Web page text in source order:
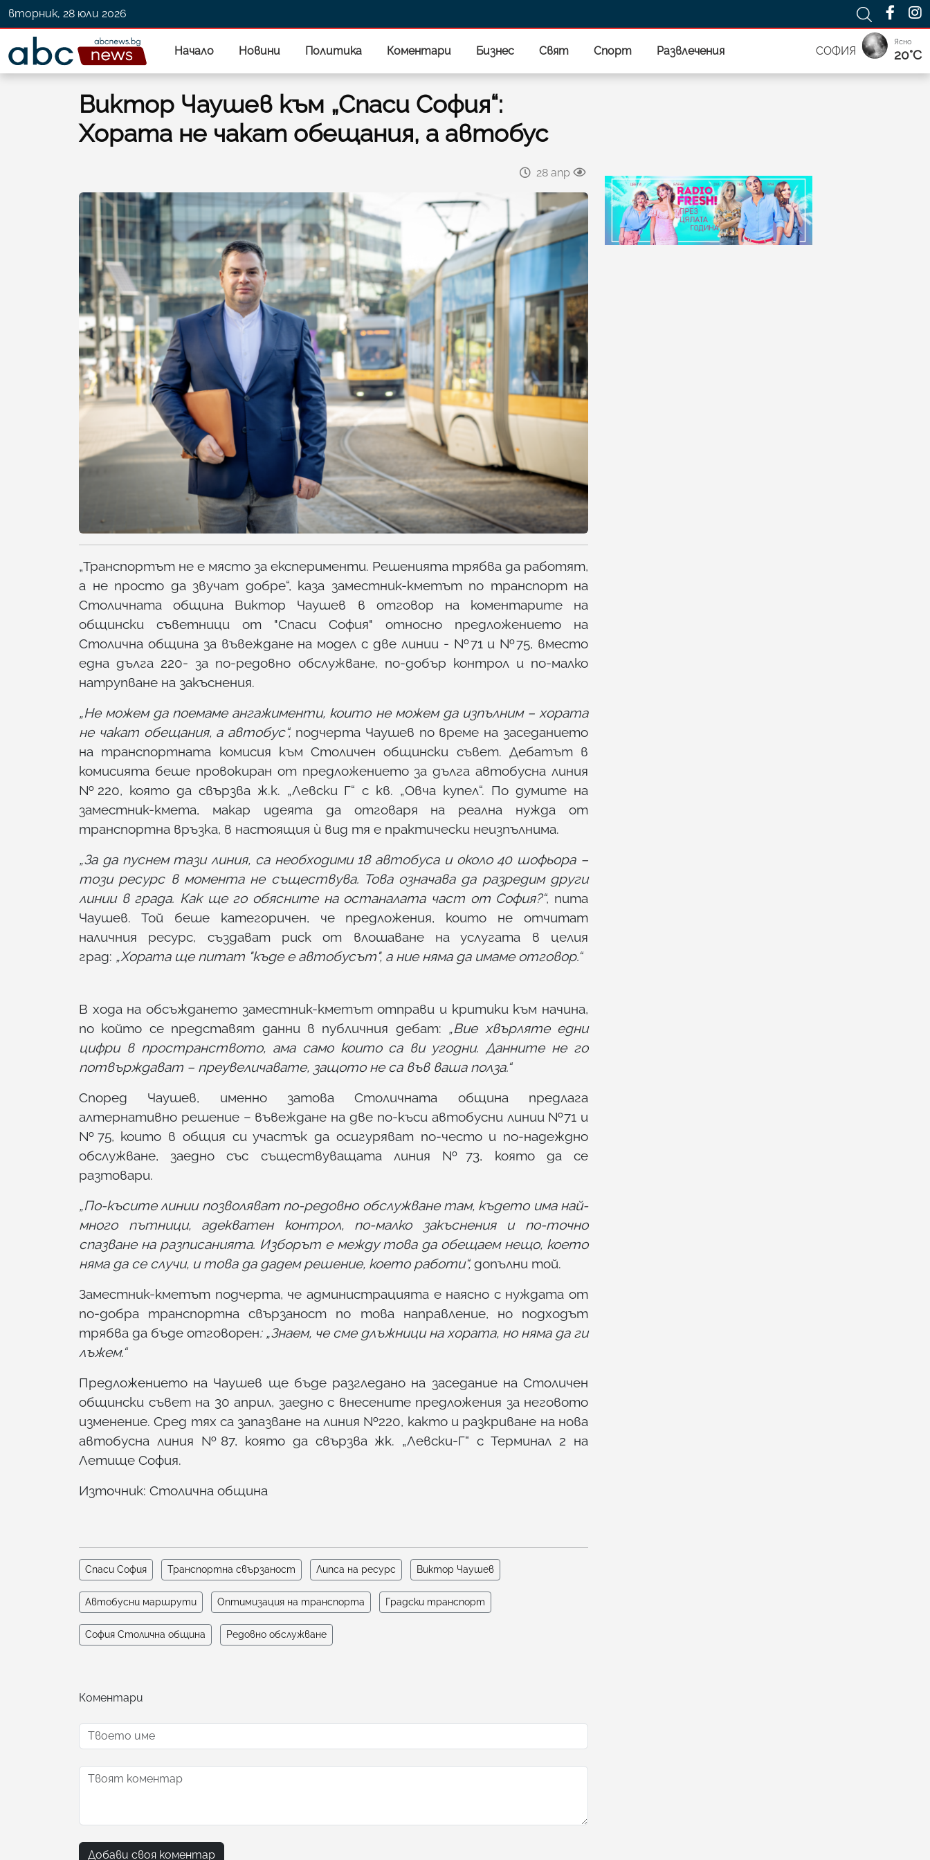
вторник, 28 юли 2026
Начало Новини Политика Коментари Бизнес Свят Спорт Развлечения СОФИЯ
Ясно
20°C
Виктор Чаушев към „Спаси София“:
Хората не чакат обещания, а автобус
28 апр
„Транспортът не е място за експерименти. Решенията трябва да работят,
а не просто да звучат добре“, каза заместник-кметът по транспорт на
Столичната община Виктор Чаушев в отговор на коментарите на
общински съветници от "Спаси София" относно предложението на
Столична община за въвеждане на модел с две линии - №71 и №75, вместо
една дълга 220- за по-редовно обслужване, по-добър контрол и по-малко
натрупване на закъснения.
„Не можем да поемаме ангажименти, които не можем да изпълним – хората
не чакат обещания, а автобус“, подчерта Чаушев по време на заседанието
на транспортната комисия към Столичен общински съвет. Дебатът в
комисията беше провокиран от предложението за дълга автобусна линия
№220, която да свързва ж.к. „Левски Г“ с кв. „Овча купел“. По думите на
заместник-кмета, макар идеята да отговаря на реална нужда от
транспортна връзка, в настоящия ѝ вид тя е практически неизпълнима.
„За да пуснем тази линия, са необходими 18 автобуса и около 40 шофьора –
този ресурс в момента не съществува. Това означава да разредим други
линии в града. Как ще го обясните на останалата част от София?“, пита
Чаушев. Той беше категоричен, че предложения, които не отчитат
наличния ресурс, създават риск от влошаване на услугата в целия
град: „Хората ще питат "къде е автобусът", а ние няма да имаме отговор.“
В хода на обсъждането заместник-кметът отправи и критики към начина,
по който се представят данни в публичния дебат: „Вие хвърляте едни
цифри в пространството, ама само които са ви угодни. Данните не го
потвърждават – преувеличавате, защото не са във ваша полза.“
Според Чаушев, именно затова Столичната община предлага
алтернативно решение – въвеждане на две по-къси автобусни линии №71 и
№75, които в общия си участък да осигуряват по-често и по-надеждно
обслужване, заедно със съществуващата линия №73, която да се
разтовари.
„По-късите линии позволяват по-редовно обслужване там, където има най-
много пътници, адекватен контрол, по-малко закъснения и по-точно
спазване на разписанията. Изборът е между това да обещаем нещо, което
няма да се случи, и това да дадем решение, което работи“, допълни той.
Заместник-кметът подчерта, че администрацията е наясно с нуждата от
по-добра транспортна свързаност по това направление, но подходът
трябва да бъде отговорен: „Знаем, че сме длъжници на хората, но няма да ги
лъжем.“
Предложението на Чаушев ще бъде разгледано на заседание на Столичен
общински съвет на 30 април, заедно с внесените предложения за неговото
изменение. Сред тях са запазване на линия №220, както и разкриване на нова
автобусна линия №87, която да свързва жк. „Левски-Г“ с Терминал 2 на
Летище София.
Източник: Столична община
Спаси София Транспортна свързаност Липса на ресурс Виктор Чаушев
Автобусни маршрути Оптимизация на транспорта Градски транспорт
София Столична община Редовно обслужване
Коментари
Добави своя коментар